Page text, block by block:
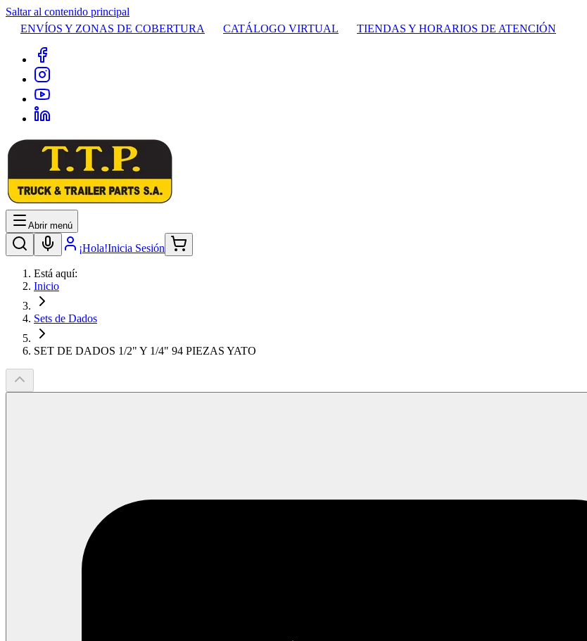
Saltar al contenido principal
ENVÍOS Y ZONAS DE COBERTURA
CATÁLOGO VIRTUAL TIENDAS Y HORARIOS DE ATENCIÓN
Abrir menú
¡Hola!Inicia Sesión
Está aquí:
Inicio
Sets de Dados
SET DE DADOS 1/2" Y 1/4" 94 PIEZAS YATO